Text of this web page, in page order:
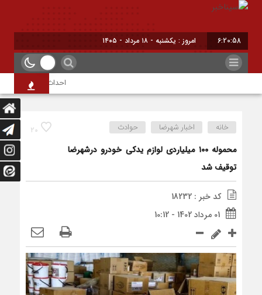
6:20:58 امروز : یکشنبه - ۱۸ مرداد - ۱۴۰۵
احداث فیدرگیری پست
20 خانه اخبار شهرضا حوادث
محموله ۱۰۰ میلیاردی لوازم یدکی خودرو درشهرضا
توقیف شد
کد خبر : 18232
01 مرداد 1402 - 10:12